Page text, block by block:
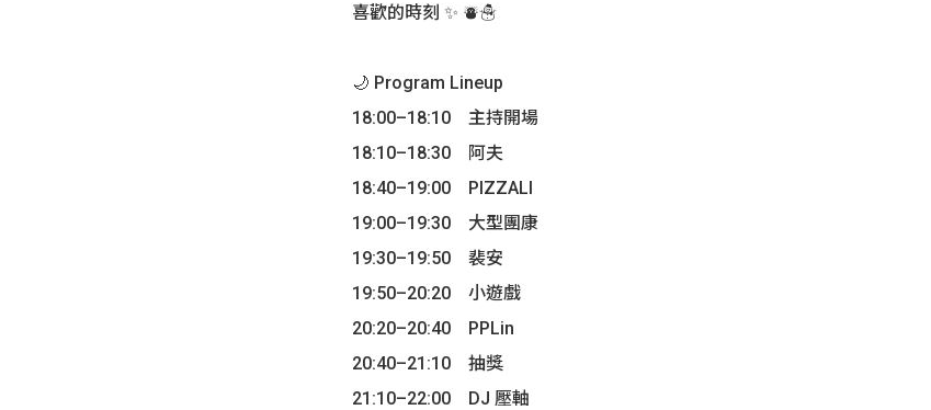
喜歡的時刻 ✨ ⛇☃︎
🌙 Program Lineup
18:00–18:10 主持開場
18:10–18:30 阿夫
18:40–19:00 PIZZALI
19:00–19:30 大型團康
19:30–19:50 裴安
19:50–20:20 小遊戲
20:20–20:40 PPLin
20:40–21:10 抽獎
21:10–22:00 DJ 壓軸